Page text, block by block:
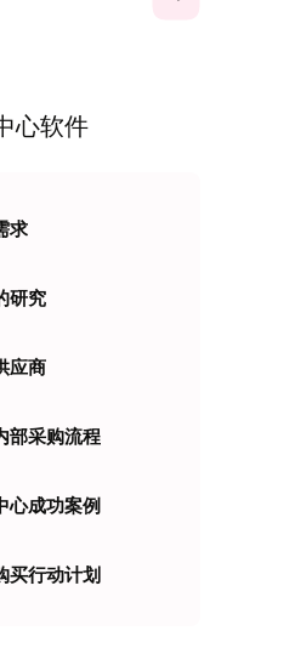
心软件
求
研究
应商
部采购流程
心成功案例
买行动计划